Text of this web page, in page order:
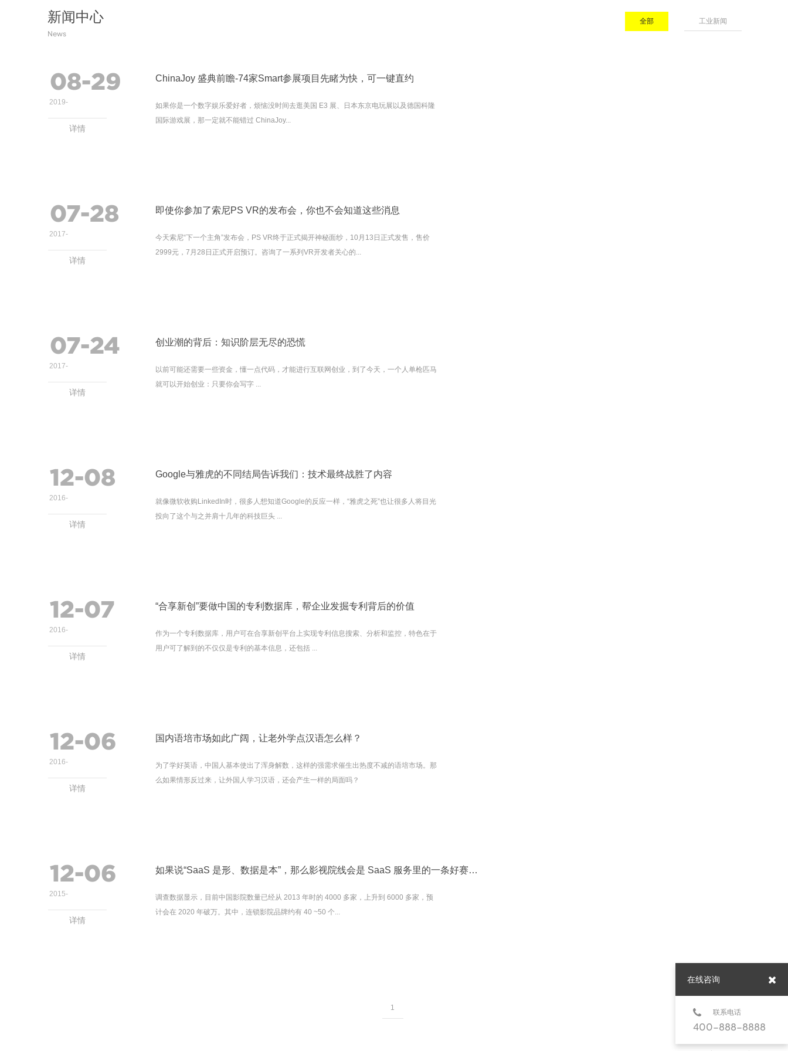
新闻中心
News
全部 工业新闻
2019-
08-29 ChinaJoy 盛典前瞻-74家Smart参展项目先睹为快，可一键直约
如果你是一个数字娱乐爱好者，烦恼没时间去逛美国 E3 展、日本东京电玩展以及德国科隆
国际游戏展，那一定就不能错过 ChinaJoy...
详情
2017-
07-28 即使你参加了索尼PS VR的发布会，你也不会知道这些消息
今天索尼“下一个主角”发布会，PS VR终于正式揭开神秘面纱，10月13日正式发售，售价
2999元，7月28日正式开启预订。咨询了一系列VR开发者关心的...
详情
2017-
07-24 创业潮的背后：知识阶层无尽的恐慌
以前可能还需要一些资金，懂一点代码，才能进行互联网创业，到了今天，一个人单枪匹马
就可以开始创业：只要你会写字 ...
详情
2016-
12-08 Google与雅虎的不同结局告诉我们：技术最终战胜了内容
就像微软收购LinkedIn时，很多人想知道Google的反应一样，“雅虎之死”也让很多人将目光
投向了这个与之并肩十几年的科技巨头 ...
详情
2016-
12-07 ​“合享新创”要做中国的专利数据库，帮企业发掘专利背后的价值
作为一个专利数据库，用户可在合享新创平台上实现专利信息搜索、分析和监控，特色在于
用户可了解到的不仅仅是专利的基本信息，还包括 ...
详情
2016-
12-06 国内语培市场如此广阔，让老外学点汉语怎么样？
为了学好英语，中国人基本使出了浑身解数，这样的强需求催生出热度不减的语培市场。那
么如果情形反过来，让外国人学习汉语，还会产生一样的局面吗？
详情
2015-
12-06 如果说“SaaS 是形、数据是本”，那么影视院线会是 SaaS 服务里的一条好赛道吗？
调查数据显示，目前中国影院数量已经从 2013 年时的 4000 多家，上升到 6000 多家，预
计会在 2020 年破万。其中，连锁影院品牌约有 40 ~50 个...
详情
1
在线咨询
联系电话
400-888-8888